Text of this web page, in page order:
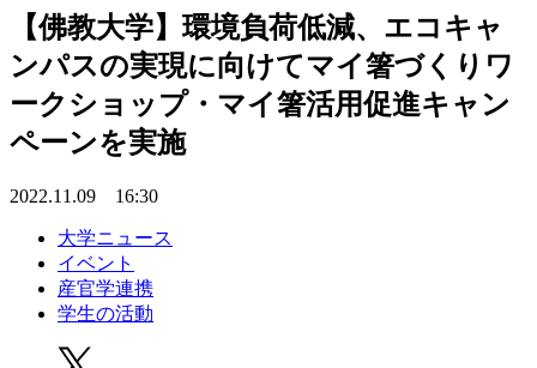
【佛教大学】環境負荷低減、エコキャ
ンパスの実現に向けてマイ箸づくりワ
ークショップ・マイ箸活用促進キャン
ペーンを実施
2022.11.09 16:30
大学ニュース
イベント
産官学連携
学生の活動